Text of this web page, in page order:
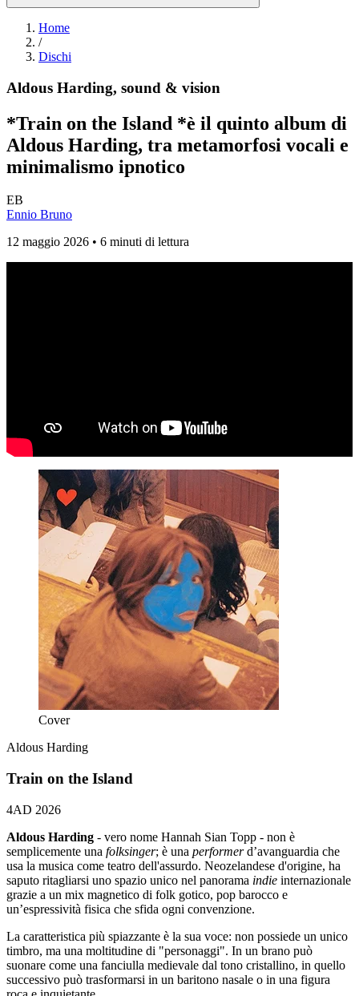
Home
/
Dischi
Aldous Harding, sound & vision
*Train on the Island *è il quinto album di
Aldous Harding, tra metamorfosi vocali e
minimalismo ipnotico
EB
Ennio Bruno
12 maggio 2026 • 6 minuti di lettura
Cover
Aldous Harding
Train on the Island
4AD 2026
Aldous Harding - vero nome Hannah Sian Topp - non è
semplicemente una folksinger; è una performerd’avanguardia che
usa la musica come teatro dell'assurdo. Neozelandese d'origine, ha
saputo ritagliarsi uno spazio unico nel panorama indie internazionale
grazie a un mix magnetico di folk gotico, pop barocco e
un’espressività fisica che sfida ogni convenzione.
La caratteristica più spiazzante è la sua voce: non possiede un unico
timbro, ma una moltitudine di "personaggi". In un brano può
suonare come una fanciulla medievale dal tono cristallino, in quello
successivo può trasformarsi in un baritono nasale o in una figura